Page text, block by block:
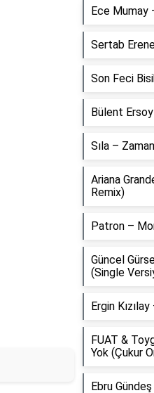
Ece Mumay
Sertab
Son Feci
Bülent
Sıla –
Ariana
Remix)
Patron –
Güncel
(Single
Ergin
FUAT &
Yok (Çukur
Ebru